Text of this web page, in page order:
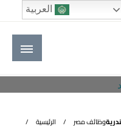
العالم العربي
الرئيسية وظائف مصر
العربية